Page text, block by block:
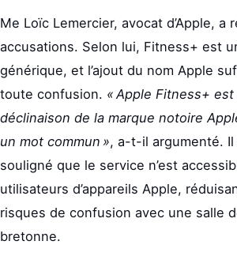
Me Loïc Lemercier, avocat d’Apple, a
accusations. Selon lui, Fitness+ est
générique, et l’ajout du nom Apple
toute confusion. « Apple Fitness+ est
déclinaison de la marque notoire
un mot commun », a-t-il argumenté. Il
souligné que le service n’est
utilisateurs d’appareils Apple,
risques de confusion avec une salle
bretonne.